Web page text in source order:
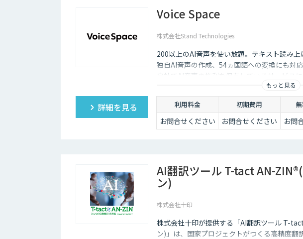
Voice Space
株式会社Stand Technologies
200以上のAI音声を使い放題。テキスト読み上
独自AI音声の作成、54ヵ国語への変換にも対
自社でAI音声の権利を保有しているサービスに
もっと見る
詳細を見る 利用料金 初期費用
お問合せください お問合せください お問
AI翻訳ツール T-tact AN-
ン)
株式会社十印
株式会社十印が提供する「AI翻訳ツール T-
ン)」は、国家プロジェクトがつくる高精度翻